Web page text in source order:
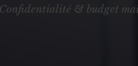
Confidentialité & budget